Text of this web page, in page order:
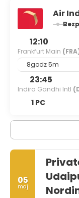
Air
12:10
Frankfurt Main
8godz 5m
23:45
Indira Gandhi Intl
1 PC
05
maj